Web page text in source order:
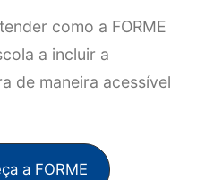
como a FORME
a incluir a
de maneira acessível
a FORME